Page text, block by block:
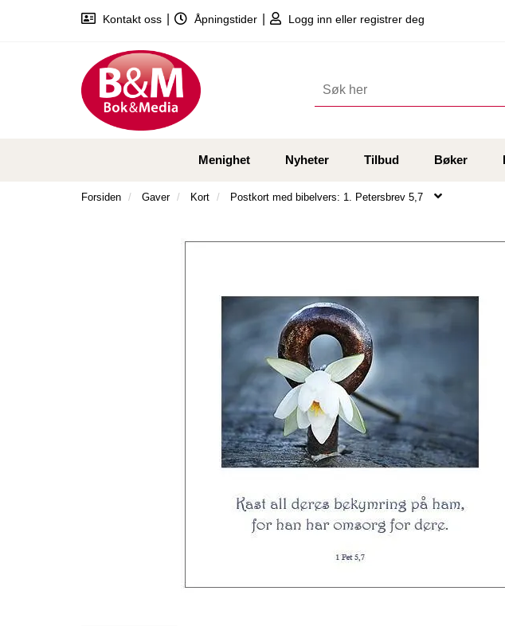
Kontakt oss Åpningstider Logg inn eller registrer deg
Menighet Nyheter Tilbud Bøker
Forsiden Gaver Kort Postkort med bibelvers: 1. Petersbrev 5,7